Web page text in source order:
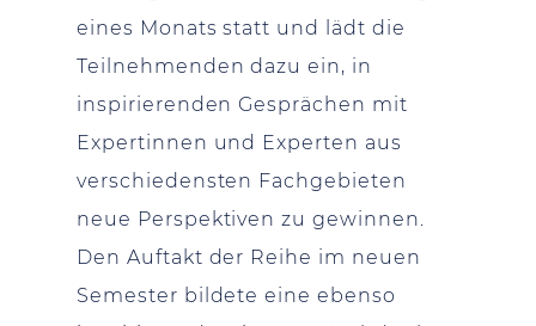
eines Monats statt und lädt die
Teilnehmenden dazu ein, in
inspirierenden Gesprächen mit
Expertinnen und Experten aus
verschiedensten Fachgebieten
neue Perspektiven zu gewinnen.
Den Auftakt der Reihe im neuen
Semester bildete eine ebenso